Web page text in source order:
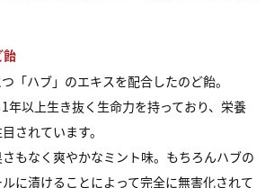
飴
「ハブ」のエキスを配合したのど飴。
年以上生き抜く生命力を持っており、栄養
されています。
もなく爽やかなミント味。もちろんハブの
に漬けることによって完全に無害化されて